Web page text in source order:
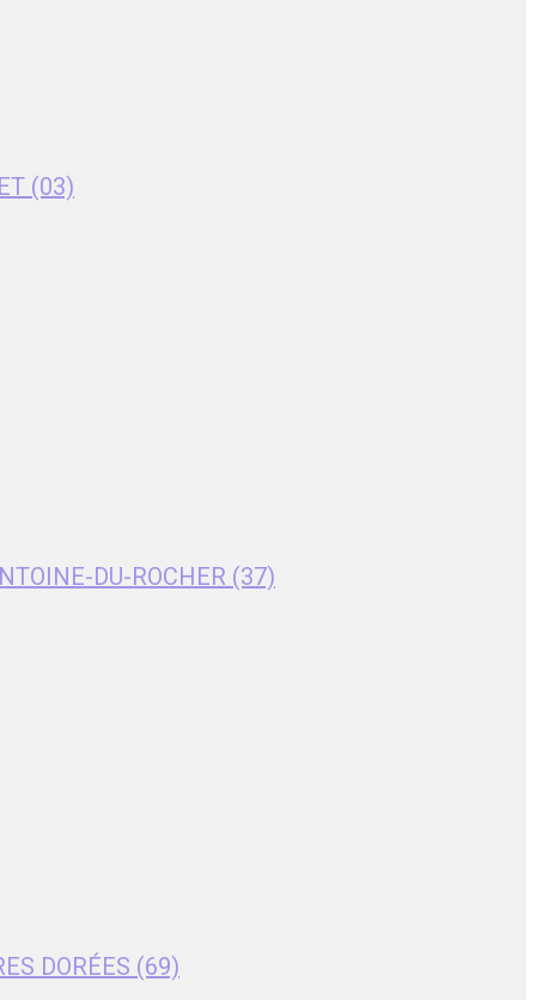
(03)
DU-ROCHER (37)
DORÉES (69)